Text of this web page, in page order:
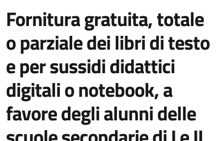
Fornitura gratuita, totale
o parziale dei libri di testo
e per sussidi didattici
digitali o notebook, a
favore degli alunni delle